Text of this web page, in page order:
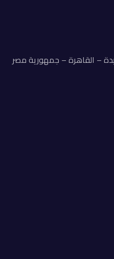
الجديدة – القاهرة – جمهورية مصر